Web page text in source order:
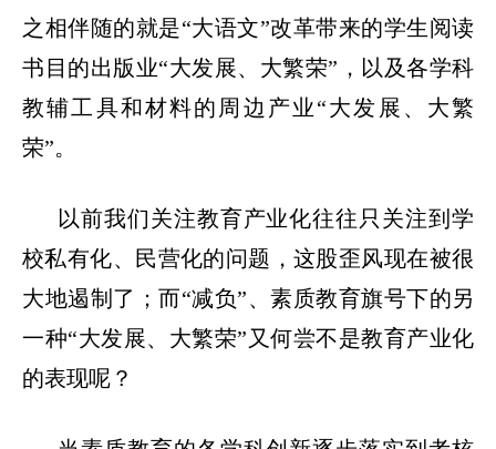
之相伴随的就是“大语文”改革带来的学生阅读
书目的出版业“大发展、大繁荣” ，以及各学科
教辅工具和材料的周边产业“大发展、大繁
荣”。
以前我们关注教育产业化往往只关注到学
校私有化、民营化的问题，这股歪风现在被很
大地遏制了；而“减负”、素质教育旗号下的另
一种“大发展、大繁荣”又何尝不是教育产业化
的表现呢？